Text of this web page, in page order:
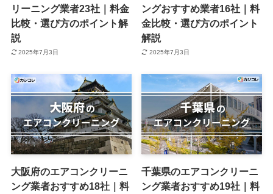
リーニング業者23社｜料金
比較・選び方のポイント解
説
2025年7月3日
ングおすすめ業者16社｜料
金比較・選び方のポイント
解説
2025年7月3日
大阪府のエアコンクリーニ
ング業者おすすめ18社｜料
千葉県のエアコンクリーニ
ング業者おすすめ19社｜料